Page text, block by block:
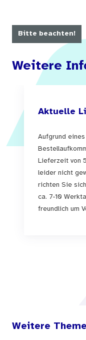
Bitte beachten!
Weitere
Aktuelle
Aufgrund
Lieferzeit von
leider nicht
richten Sie
ca. 7-10
freundlich um
Weitere